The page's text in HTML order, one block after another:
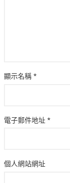
顯示名稱 *
電子郵件地址 *
個人網站網址